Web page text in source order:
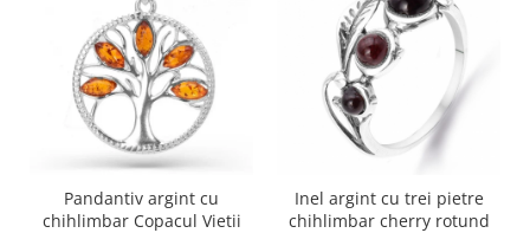
Pandantiv argint cu
chihlimbar Copacul Vietii
Inel argint cu trei pietre
chihlimbar cherry rotund